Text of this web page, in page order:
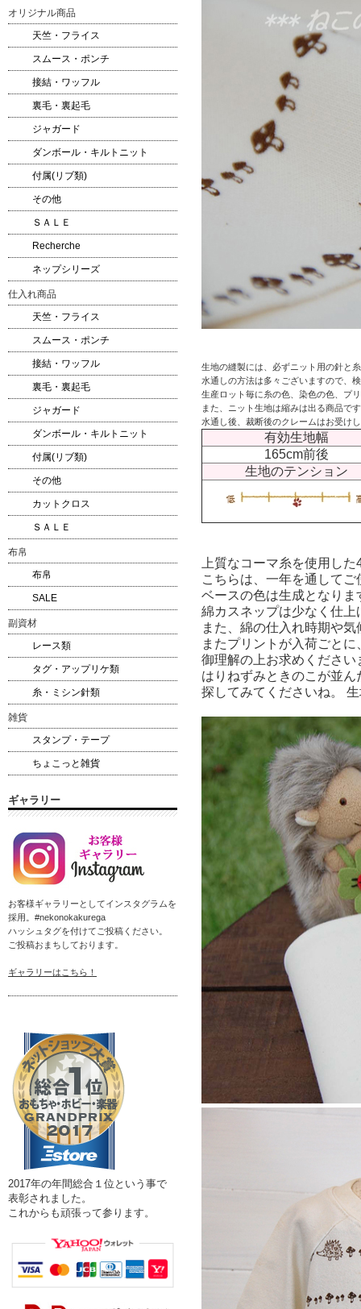
生地の縫製には、必ずニット用の針と
水通しの方法は多々ございますので、
生産ロット毎に糸の色、染色の色、プ
また、ニット生地は縮みは出る商品で
水通し後、裁断後のクレームはお受け
有効生地幅
165cm前後
生地のテンション
上質なコーマ糸を使用し
こちらは、一年を通して
ベースの色は生成となりま
綿カスネップは少なく仕
また、綿の仕入れ時期や
またプリントが入荷ごと
御理解の上お求めください
はりねずみときのこが並
探してみてくださいね。
オリジナル商品
天竺・フライス
スムース・ポンチ
接結・ワッフル
裏毛・裏起毛
ジャガード
ダンボール・キルトニット
付属(リブ類)
その他
ＳＡＬＥ
Recherche
ネップシリーズ
仕入れ商品
天竺・フライス
スムース・ポンチ
接結・ワッフル
裏毛・裏起毛
ジャガード
ダンボール・キルトニット
付属(リブ類)
その他
カットクロス
ＳＡＬＥ
布帛
布帛
SALE
副資材
レース類
タグ・アップリケ類
糸・ミシン針類
雑貨
スタンプ・テープ
ちょこっと雑貨
ギャラリー
お客様ギャラリーとしてインスタグラムを
採用。#nekonokakurega
ハッシュタグを付けてご投稿ください。
ご投稿おまちしております。
ギャラリーはこちら！
2017年の年間総合１位という事で
表彰されました。
これからも頑張って参ります。